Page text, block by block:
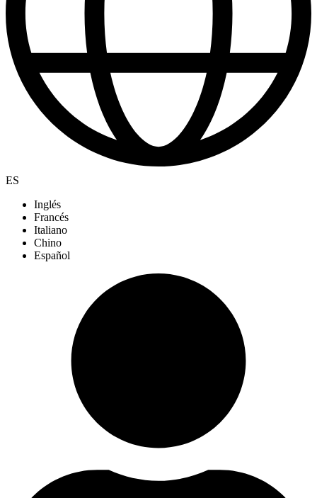
ES
Inglés
Francés
Italiano
Chino
Español